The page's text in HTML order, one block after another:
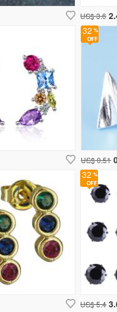
32
US$ 0.51
32
US$ 5.4
US$ 3.6